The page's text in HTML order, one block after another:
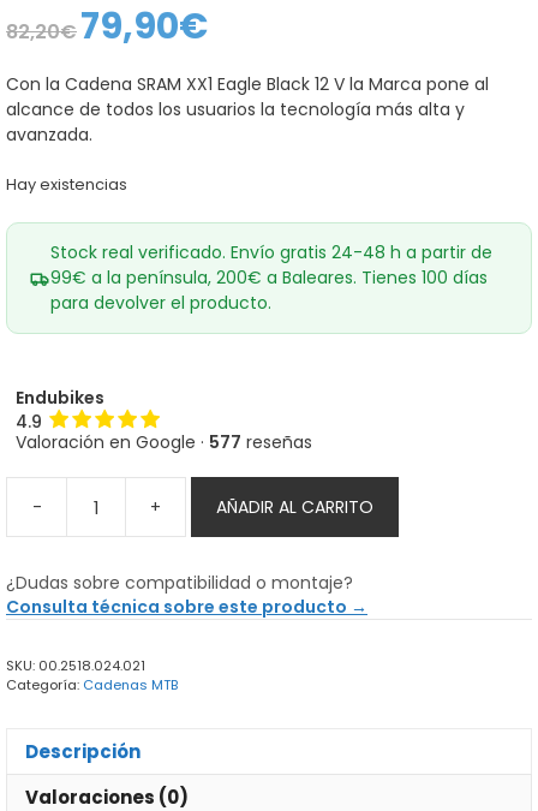
82,20€
El
precio
era:
82,20€.
79,90€El
precio
es:
79,90€.
Con la Cadena SRAM XX1 Eagle Black 12 V la Marca pone al
alcance de todos los usuarios la tecnología más alta y
avanzada.
Hay existencias
Stock real verificado. Envío gratis 24-48 h a partir de
99€ a la península, 200€ a Baleares. Tienes 100 días
para devolver el producto.
Endubikes
4.9
Valoración en Google · 577 reseñas
-
Cadena
SRAM
Eagle
Black
+ AÑADIR AL CARRITO
¿Dudas sobre compatibilidad o montaje?
Consulta técnica sobre este producto →
SKU: 00.2518.024.021
Categoría: Cadenas MTB
Descripción
Valoraciones (0)